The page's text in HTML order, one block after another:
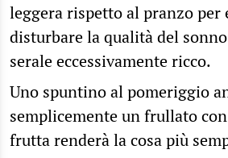
leggera rispetto al pranzo per
disturbare la qualità del
serale eccessivamente ricco.
Uno spuntino al pomeriggio
semplicemente un frullato
frutta renderà la cosa più